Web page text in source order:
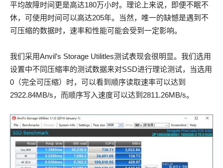
平均故障时间更是高达180万小时。理论上来说，即便不眠不
休，可使用时间可以高达205年。当然，唯一的缺憾是遇到不
可压缩的数据时，速率和性能可能会受到一定影响。
我们采用Anvil’s Storage Utilitles测试表现会很明显。我们选用
设置中不同压缩率的测试数据来对SSD进行理论测试，当选用
0（完全可压缩）时，可以看到顺序读取速率可以达到
2922.84MB/s，而顺序写入速度可以达到2811.26MB/s。